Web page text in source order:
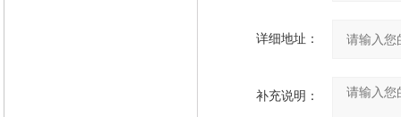
详细地址：
补充说明：